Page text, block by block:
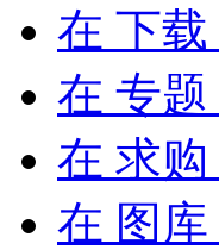
在 下载
在 专题
在 求购
在 图库